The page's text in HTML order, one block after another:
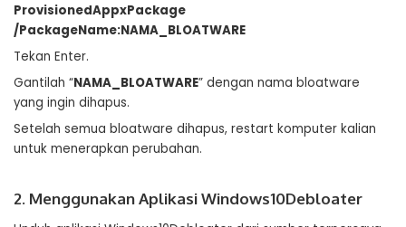
ProvisionedAppxPackage
/PackageName:NAMA_BLOATWARE
Tekan Enter.
Gantilah “NAMA_BLOATWARE” dengan nama bloatware
yang ingin dihapus.
Setelah semua bloatware dihapus, restart komputer kalian
untuk menerapkan perubahan.
2. Menggunakan Aplikasi Windows10Debloater